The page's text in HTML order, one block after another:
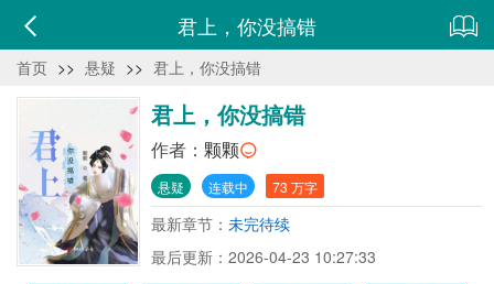
君上，你没搞错
首页 >> 悬疑 >> 君上，你没搞错
君上，你没搞错
作者： 颗颗
悬疑 连载中 73 万字
最新章节： 未完待续
最后更新：2026-04-23 10:27:33